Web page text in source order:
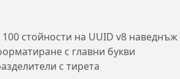
стойности на UUID v8 наведнъж
с главни букви
с тирета